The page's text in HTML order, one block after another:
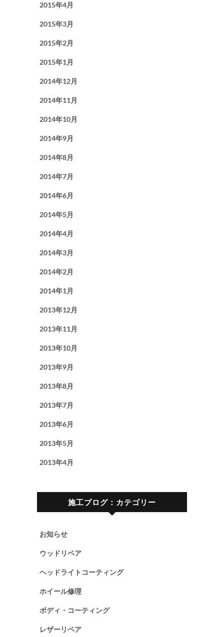
2015年4月
2015年3月
2015年2月
2015年1月
2014年12月
2014年11月
2014年10月
2014年9月
2014年8月
2014年7月
2014年6月
2014年5月
2014年4月
2014年3月
2014年2月
2014年1月
2013年12月
2013年11月
2013年10月
2013年9月
2013年8月
2013年7月
2013年6月
2013年5月
2013年4月
施工ブログ：カテゴリー
お知らせ
ウッドリペア
ヘッドライトコーティング
ホイール修理
ボディ・コーティング
レザーリペア